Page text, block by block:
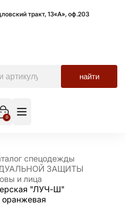
тракт, 13«А», оф.203
найти
0
спецодежды
ЗАЩИТЫ
и лица
"ЛУЧ-Ш"
оранжевая